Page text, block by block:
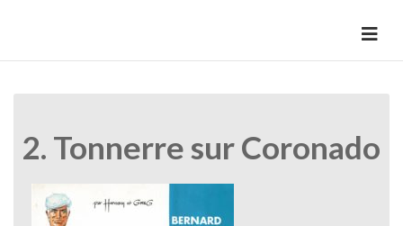
2. Tonnerre sur Coronado